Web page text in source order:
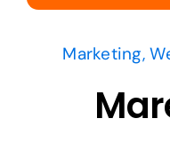
Marketing,